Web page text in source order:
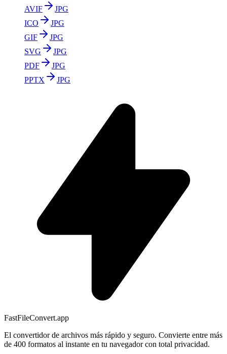
AVIF
JPG
ICO
JPG
GIF
JPG
SVG
JPG
PDF
JPG
PPTX
JPG
FastFileConvert.app
El convertidor de archivos más rápido y seguro. Convierte entre más
de 400 formatos al instante en tu navegador con total privacidad.